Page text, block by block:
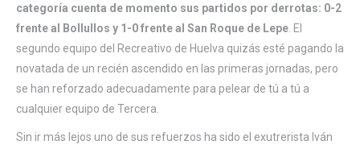
categoría cuenta de momento sus partidos por derrotas: 0-2
frente al Bollullos y 1-0 frente al San Roque de Lepe . El
segundo equipo del Recreativo de Huelva quizás esté pagando la
novatada de un recién ascendido en las primeras jornadas, pero
se han reforzado adecuadamente para pelear de tú a tú a
cualquier equipo de Tercera.
Sin ir más lejos uno de sus refuerzos ha sido el exutrerista Iván